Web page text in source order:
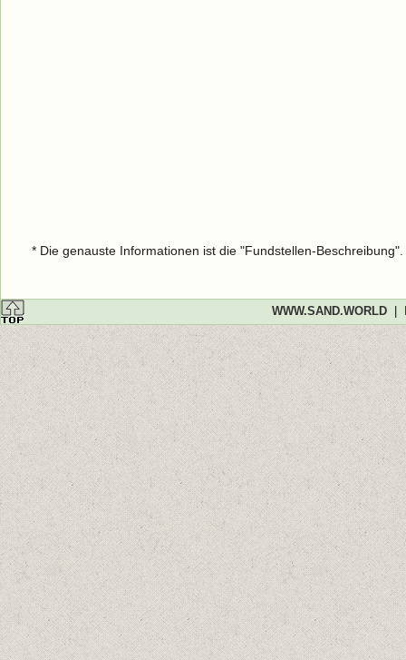
* Die genauste Informationen ist die "Fundstellen-
WWW.SAND.WORLD|